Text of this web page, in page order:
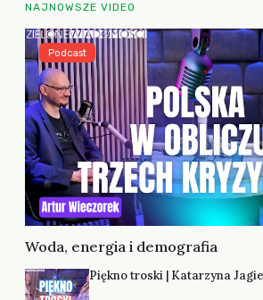
NAJNOWSZE VIDEO
Woda, energia i demografia
Podcast
Piękno troski | Katarzyna